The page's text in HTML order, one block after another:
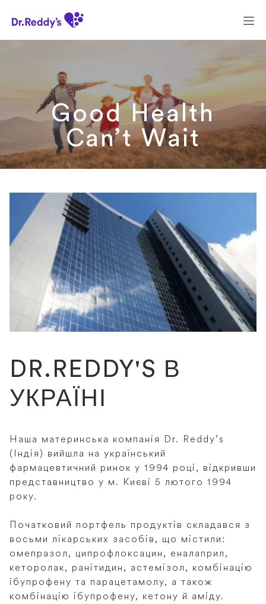
Good Health
Can’t Wait
DR.REDDY'S В
УКРАЇНІ
Наша материнська компанія Dr. Reddy’s
(Індія) вийшла на український
фармацевтичний ринок у 1994 році, відкривши
представництво у м. Києві 5 лютого 1994
року.
Початковий портфель продуктів складався з
восьми лікарських засобів, що містили:
омепразол, ципрофлоксацин, еналаприл,
кеторолак, ранітидин, астемізол, комбінацію
ібупрофену та парацетамолу, а також
комбінацію ібупрофену, кетону й аміду.